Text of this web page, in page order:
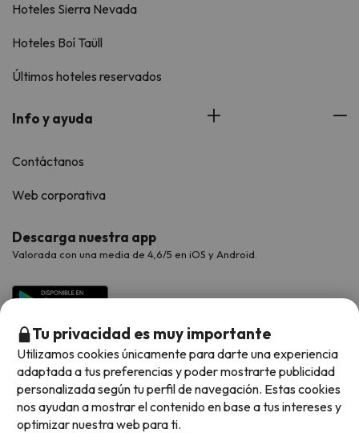
Hoteles Sierra Nevada
Hoteles Boí Taüll
Últimos hoteles reservados
Info y ayuda
Contáctanos
Web corporativa
Descarga nuestra app
Valorada con una media de 4,6/5 en iOS y Android.
Métodos de pago disponibles
Tu privacidad es muy importante
Utilizamos cookies únicamente para darte una experiencia
adaptada a tus preferencias y poder mostrarte publicidad
personalizada según tu perfil de navegación. Estas cookies
nos ayudan a mostrar el contenido en base a tus intereses y
optimizar nuestra web para ti.